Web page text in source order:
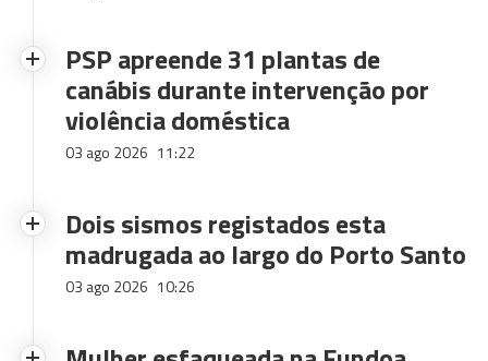
PSP apreende 31 plantas de
canábis durante intervenção por
violência doméstica
03 ago 2026 11:22
Dois sismos registados esta
madrugada ao largo do Porto Santo
03 ago 2026 10:26